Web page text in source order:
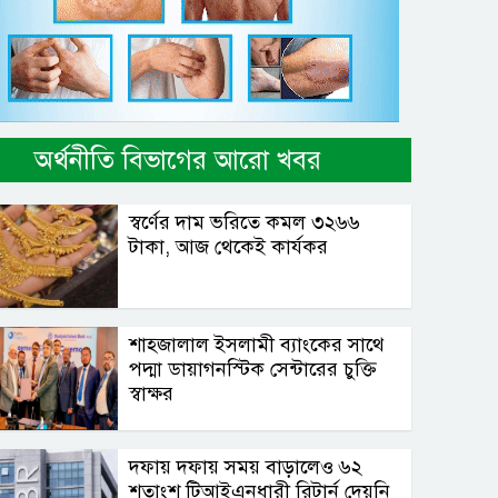
অর্থনীতি বিভাগের আরো খবর
স্বর্ণের দাম ভরিতে কমল ৩২৬৬
টাকা, আজ থেকেই কার্যকর
শাহ্জালাল ইসলামী ব্যাংকের সাথে
পদ্মা ডায়াগনস্টিক সেন্টারের চুক্তি
স্বাক্ষর
দফায় দফায় সময় বাড়ালেও ৬২
শতাংশ টিআইএনধারী রিটার্ন দেয়নি